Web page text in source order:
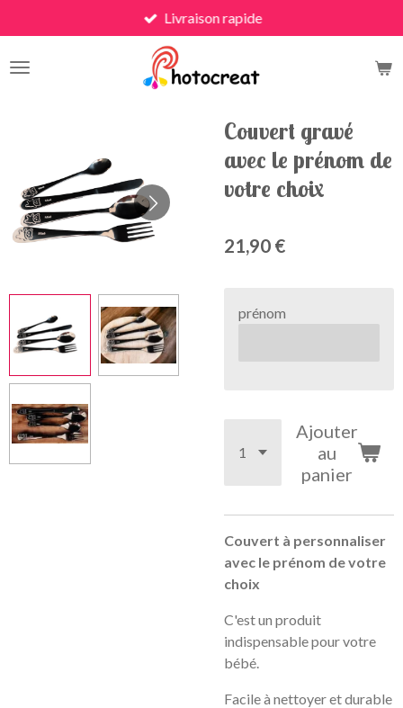
au
contenu
Livraison rapide
Couvert gravé
avec le prénom de
votre choix
21,90 €
prénom
Ajouter
au
panier
Couvert à personnaliser
avec le prénom de votre
choix
C'est un produit
indispensable pour votre
bébé.
Facile à nettoyer et durable